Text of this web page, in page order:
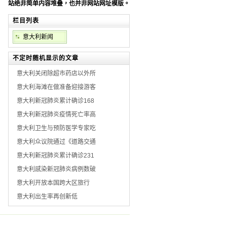
站绝非简单内容堆叠，也并非网站网址模版。
栏目列表
意大利新闻
不定时随机显示的文章
意大利关闭除超市药店以外所
意大利海滩在做准备迎接游客
意大利新冠肺炎累计确诊168
意大利新冠肺炎疫情死亡率高
意大利卫生与预防医学专家吃
意大利众议院通过《道路交通
意大利新冠肺炎累计确诊231
意大利感染新冠肺炎病例数破
意大利开放本国跨大区旅行
意大利出生率再创新低